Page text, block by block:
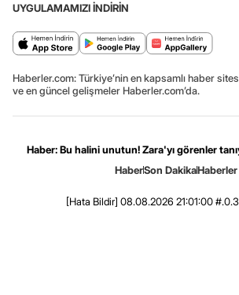
UYGULAMAMIZI İNDİRİN
Haberler.com: Türkiye’nin en kapsamlı haber
ve en güncel gelişmeler Haberler.com’da.
Haber: Bu halini unutun! Zara'yı görenler
HaberSon DakikaHaberler
[Hata Bildir] 08.08.2026 21:01:00